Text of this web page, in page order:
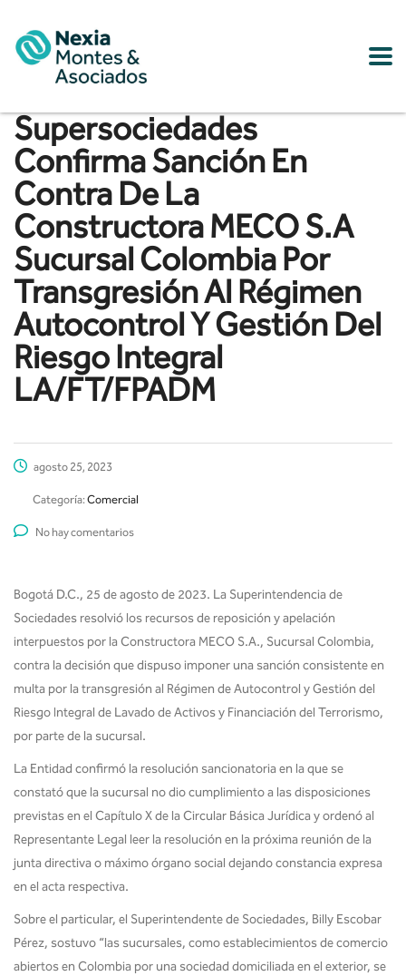
Supersociedades
Confirma Sanción En
Contra De La
Constructora MECO S.A
Sucursal Colombia Por
Transgresión Al Régimen
Autocontrol Y Gestión Del
Riesgo Integral
LA/FT/FPADM
agosto 25, 2023
Categoría: Comercial
No hay comentarios
Bogotá D.C., 25 de agosto de 2023. La Superintendencia de
Sociedades resolvió los recursos de reposición y apelación
interpuestos por la Constructora MECO S.A., Sucursal Colombia,
contra la decisión que dispuso imponer una sanción consistente en
multa por la transgresión al Régimen de Autocontrol y Gestión del
Riesgo Integral de Lavado de Activos y Financiación del Terrorismo,
por parte de la sucursal.
La Entidad confirmó la resolución sancionatoria en la que se
constató que la sucursal no dio cumplimiento a las disposiciones
previstas en el Capítulo X de la Circular Básica Jurídica y ordenó al
Representante Legal leer la resolución en la próxima reunión de la
junta directiva o máximo órgano social dejando constancia expresa
en el acta respectiva.
Sobre el particular, el Superintendente de Sociedades, Billy Escobar
Pérez, sostuvo “las sucursales, como establecimientos de comercio
abiertos en Colombia por una sociedad domiciliada en el exterior, se